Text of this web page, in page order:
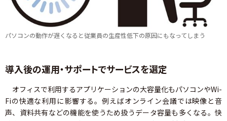
パソコンの動作が遅くなると従業員の生産性低下の原因にもなってしまう
導入後の運用・サポートでサービスを選定
オフィスで利用するアプリケーションの大容量化もパソコンやWi-
Fiの快適な利用に影響する。例えばオンライン会議では映像と音
声、資料共有などの機能を使うため扱うデータ容量も多くなる。快